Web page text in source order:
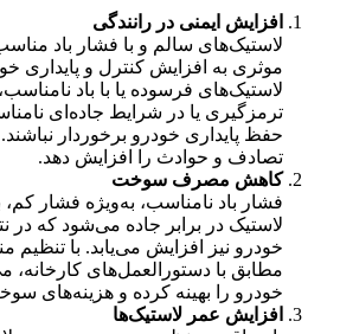
افزایش ایمنی در رانندگی
لاستیک‌های سالم و با فشار باد
موثری به افزایش کنترل و پایداری
لاستیک‌های فرسوده یا با باد
ترمزگیری یا در شرایط جاده‌ای
حفظ پایداری خودرو برخوردار
تصادف و حوادث را افزایش دهد.
کاهش مصرف سوخت
فشار باد نامناسب، به‌ویژه فشار
لاستیک در برابر جاده می‌شود که
خودرو نیز افزایش می‌یابد. با تنظیم
مطابق با دستورالعمل‌های
خودرو را بهینه کرده و هزینه‌های
افزایش عمر لاستیک‌ها